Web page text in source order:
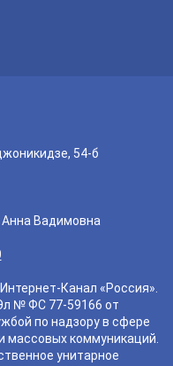
54-б
Вадимовна
Канал «Россия».
№ ФС 77-59166 от
по надзору в сфере
массовых коммуникаций.
унитарное